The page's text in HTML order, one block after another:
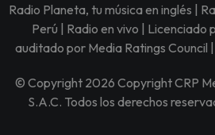
Radio Planeta, tu música en inglés |
Perú | Radio en vivo | Licenciado
auditado por Media Ratings Council
© Copyright 2026 Copyright CRP
S.A.C. Todos los derechos